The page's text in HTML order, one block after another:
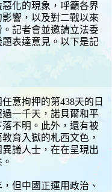
化的現象，呼籲各界
響，以及對二戰以來
記者會並邀請立法委
表達意見。以下是記
意拘押的第438天的日
一千天，諾貝爾和平
不明。此外，還有被
育入獄的札西文色，
議人士，在在呈現出
但中國正運用政治、